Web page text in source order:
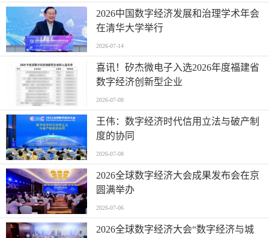
2026中国数字经济发展和治理学术年会
在清华大学举行
2026-07-14
喜讯！矽杰微电子入选2026年度福建省
数字经济创新型企业
2026-07-08
王伟：数字经济时代信用立法与破产制
度的协同
2026-07-08
2026全球数字经济大会成果发布会在京
圆满举办
2026-07-06
2026全球数字经济大会“数字经济与城